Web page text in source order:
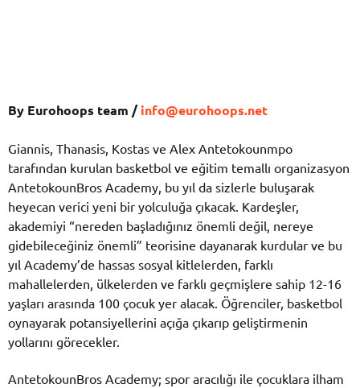
By Eurohoops team /info@eurohoops.net
Giannis, Thanasis, Kostas ve Alex Antetokounmpo
tarafından kurulan basketbol ve eğitim temallı organizasyon
AntetokounBros Academy, bu yıl da sizlerle buluşarak
heyecan verici yeni bir yolculuğa çıkacak. Kardeşler,
akademiyi “nereden başladığınız önemli değil, nereye
gidebileceğiniz önemli” teorisine dayanarak kurdular ve bu
yıl Academy’de hassas sosyal kitlelerden, farklı
mahallelerden, ülkelerden ve farklı geçmişlere sahip 12-16
yaşları arasında 100 çocuk yer alacak. Öğrenciler, basketbol
oynayarak potansiyellerini açığa çıkarıp geliştirmenin
yollarını görecekler.
AntetokounBros Academy; spor aracılığı ile çocuklara ilham